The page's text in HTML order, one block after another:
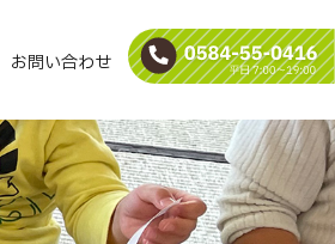
お問い合わせ